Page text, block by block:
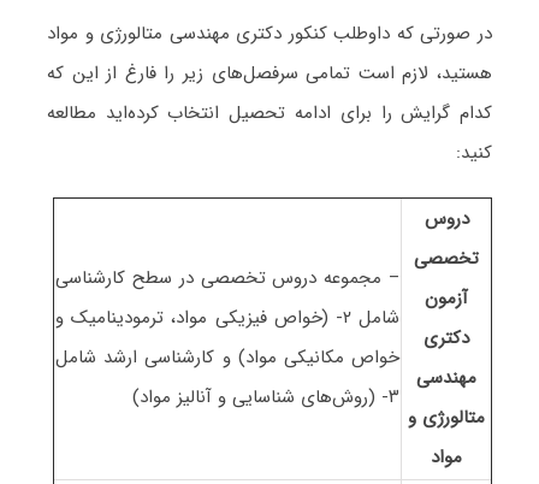
در صورتی که داوطلب کنکور دکتری مهندسی متالورژی و مواد
هستید، لازم است تمامی سرفصل‌های زیر را فارغ از این که
کدام گرایش را برای ادامه تحصیل انتخاب کرده‌اید مطالعه
کنید:
دروس
تخصصی
آزمون
دکتری
مهندسی
متالورژی و
مواد
– مجموعه دروس تخصصی در سطح کارشناسی
شامل ۲- (خواص فیزیکی مواد، ترمودینامیک و
خواص مکانیکی مواد) و کارشناسی ارشد شامل
۳- (روش‌های شناسایی و آنالیز مواد)